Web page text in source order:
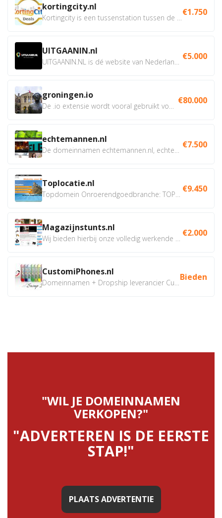
kortingcity.nl €1.750
UITGAANIN.nl €5.000
groningen.io €80.000
echtemannen.nl €7.500
Toplocatie.nl €9.450
Magazijnstunts.nl €2.000
CustomiPhones.nl Bieden
"WIL JE DOMEINNAMEN
VERKOPEN?"
"ADVERTEREN IS DE EERSTE
STAP!"
PLAATS ADVERTENTIE